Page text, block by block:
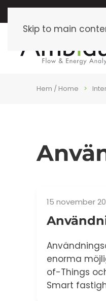
Skip to main
Energimätare,
Hem / Home
15 november
enorma
of-Things
Smart